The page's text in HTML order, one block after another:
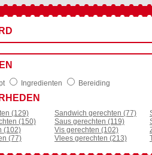
Ingredienten Bereiding
(129)
(150)
(102)
(77)
Sandwich gerechten (77)
Saus gerechten (119)
Vis gerechten (102)
Vlees gerechten (213)